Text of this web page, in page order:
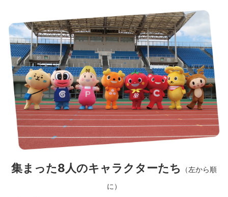
集まった8人のキャラクターたち
（左から順
に）